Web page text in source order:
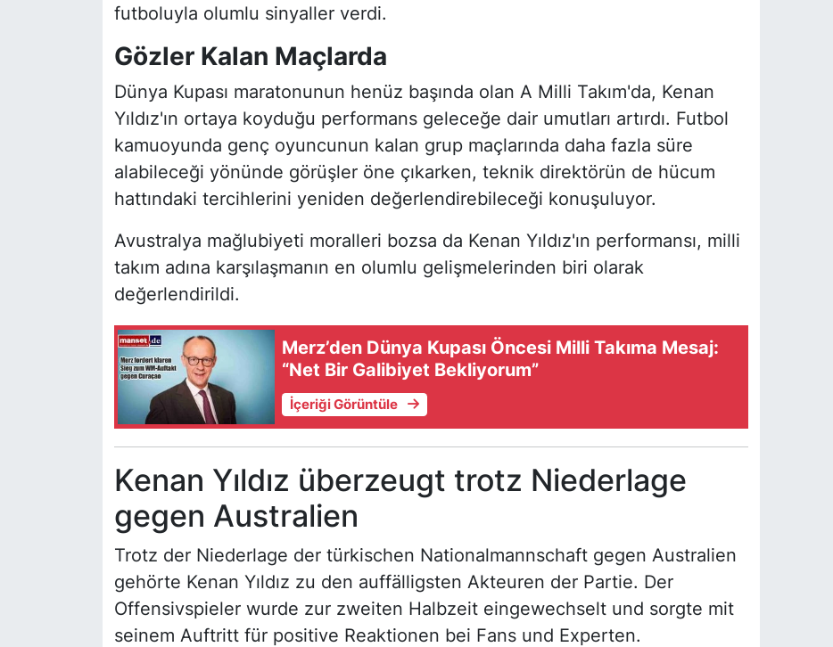
futboluyla olumlu sinyaller verdi.
Gözler Kalan Maçlarda
Dünya Kupası maratonunun henüz başında olan A Milli Takım'da, Kenan
Yıldız'ın ortaya koyduğu performans geleceğe dair umutları artırdı. Futbol
kamuoyunda genç oyuncunun kalan grup maçlarında daha fazla süre
alabileceği yönünde görüşler öne çıkarken, teknik direktörün de hücum
hattındaki tercihlerini yeniden değerlendirebileceği konuşuluyor.
Avustralya mağlubiyeti moralleri bozsa da Kenan Yıldız'ın performansı, milli
takım adına karşılaşmanın en olumlu gelişmelerinden biri olarak
değerlendirildi.
Merz’den Dünya Kupası Öncesi Milli Takıma Mesaj:
“Net Bir Galibiyet Bekliyorum”
İçeriği Görüntüle
Kenan Yıldız überzeugt trotz Niederlage
gegen Australien
Trotz der Niederlage der türkischen Nationalmannschaft gegen Australien
gehörte Kenan Yıldız zu den auffälligsten Akteuren der Partie. Der
Offensivspieler wurde zur zweiten Halbzeit eingewechselt und sorgte mit
seinem Auftritt für positive Reaktionen bei Fans und Experten.